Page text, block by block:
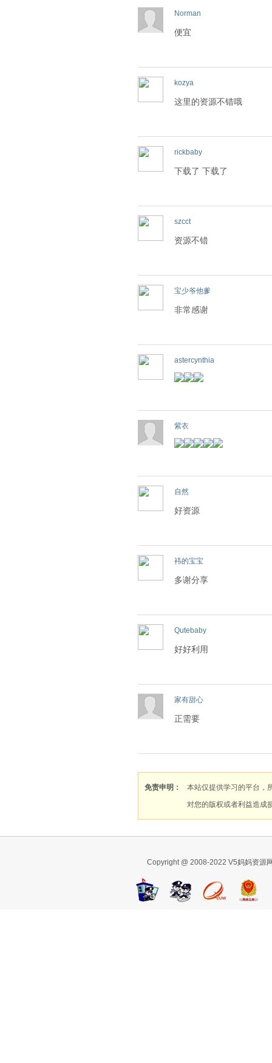
Norman
便宜
kozya
这里的资源不错哦
rickbaby
下载了 下载了
szcct
资源不错
宝少爷他爹
非常感谢
astercynthia
紫衣
自然
好资源
袆的宝宝
多谢分享
Qutebaby
好好利用
家有甜心
正需要
免责申明：
本站仅提供学习的平台，
对您的版权或者利益造成
Copyright @ 2008-2022 V5妈妈资源